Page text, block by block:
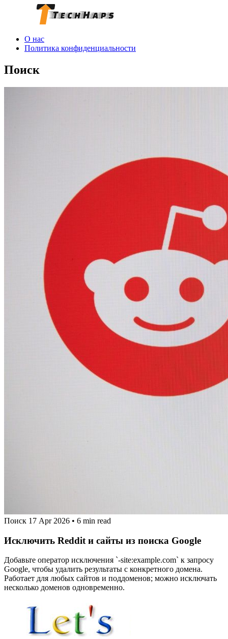
О нас
Политика конфиденциальности
Поиск
Поиск 17 Apr 2026 • 6 min read
Исключить Reddit и сайты из поиска Google
Добавьте оператор исключения `-site:example.com` к запросу
Google, чтобы удалить результаты с конкретного домена.
Работает для любых сайтов и поддоменов; можно исключать
несколько доменов одновременно.